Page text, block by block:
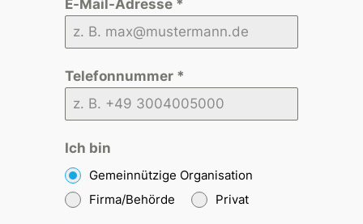
E-Mail-Adresse *
Telefonnummer *
Ich bin
Gemeinnützige Organisation
Firma/Behörde
Privat